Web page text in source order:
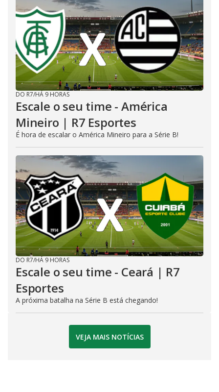
DO R7/HÁ 9 HORAS
Escale o seu time - América
Mineiro | R7 Esportes
É hora de escalar o América Mineiro para a Série B!
DO R7/HÁ 9 HORAS
Escale o seu time - Ceará | R7
Esportes
A próxima batalha na Série B está chegando!
VEJA MAIS NOTÍCIAS